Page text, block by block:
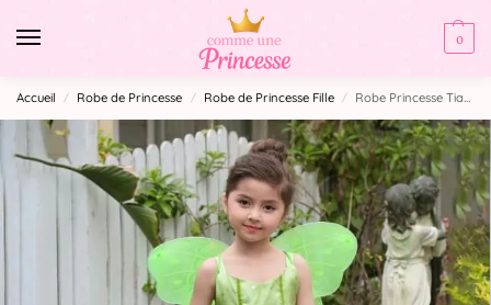
0
Accueil / Robe de Princesse / Robe de Princesse Fille / Robe Princesse Tiana